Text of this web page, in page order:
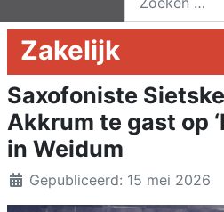
Zakelijk
Saxofoniste
Akkrum te gast op
in Weidum
DetailsGepubliceerd: 15 mei 2026